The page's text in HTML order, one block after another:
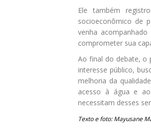
Ele também
socioeconômico de
venha
comprometer sua
Ao final do debate, o
interesse público,
melhoria da
acesso à água e
necessitam desses
Texto e foto: Mayusane